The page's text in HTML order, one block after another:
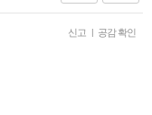
신고 | 공감 확인